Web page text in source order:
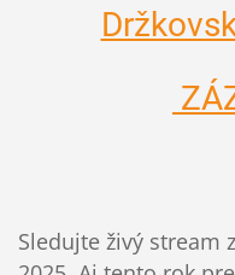
Sledujte živý stream